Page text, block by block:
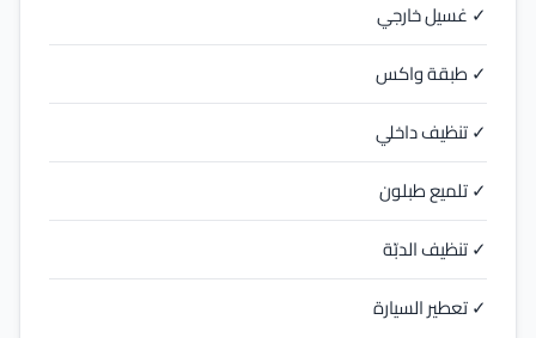
✓ غسيل خارجي
✓ طبقة واكس
✓ تنظيف داخلي
✓ تلميع طبلون
✓ تنظيف الدبّة
✓ تعطير السيارة